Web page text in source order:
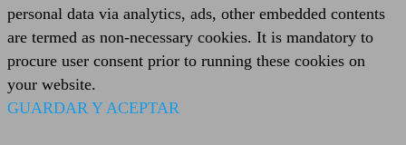
personal data via analytics, ads, other embedded contents
are termed as non-necessary cookies. It is mandatory to
procure user consent prior to running these cookies on
your website.
GUARDAR Y ACEPTAR